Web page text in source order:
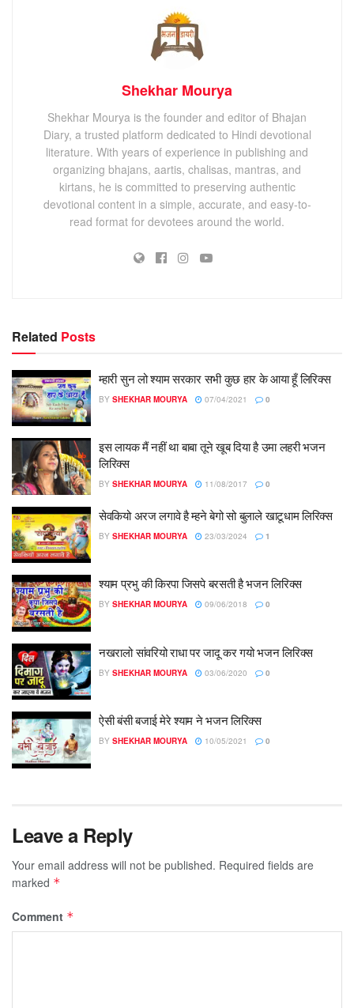
Shekhar Mourya
Shekhar Mourya is the founder and editor of Bhajan
Diary, a trusted platform dedicated to Hindi devotional
literature. With years of experience in publishing and
organizing bhajans, aartis, chalisas, mantras, and
kirtans, he is committed to preserving authentic
devotional content in a simple, accurate, and easy-to-
read format for devotees around the world.
Related Posts
म्हारी सुन लो श्याम सरकार सभी कुछ हार के आया हूँ लिरिक्स
BY SHEKHAR MOURYA 07/04/2021 0
इस लायक मैं नहीं था बाबा तूने खूब दिया है उमा लहरी भजन
लिरिक्स
BY SHEKHAR MOURYA 11/08/2017 0
सेवकियो अरज लगावे है म्हने बेगो सो बुलाले खाटूधाम लिरिक्स
BY SHEKHAR MOURYA 23/03/2024 1
श्याम प्रभु की किरपा जिसपे बरसती है भजन लिरिक्स
BY SHEKHAR MOURYA 09/06/2018 0
नखरालो सांवरियो राधा पर जादू कर गयो भजन लिरिक्स
BY SHEKHAR MOURYA 03/06/2020 0
ऐसी बंसी बजाई मेरे श्याम ने भजन लिरिक्स
BY SHEKHAR MOURYA 10/05/2021 0
Leave a Reply
Your email address will not be published. Required fields are
marked *
Comment *